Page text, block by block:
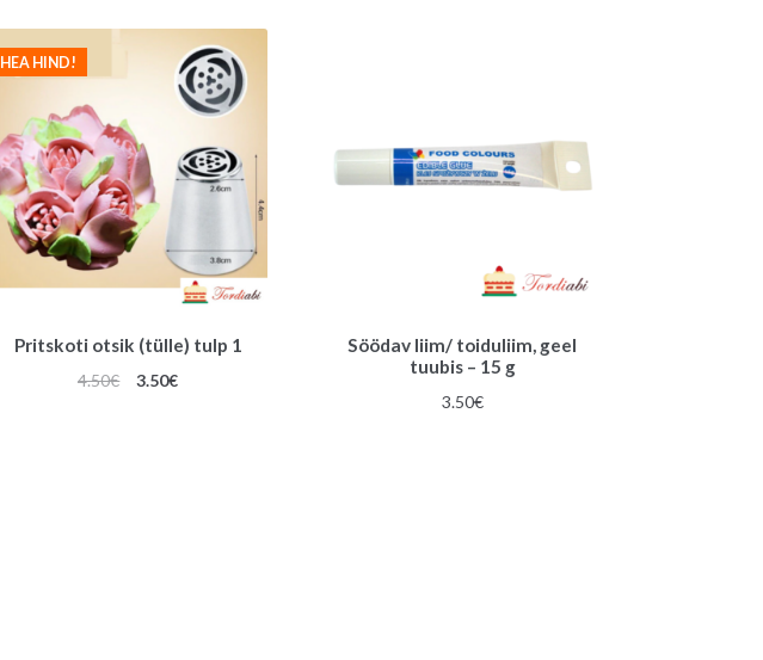
Pritskoti otsik (tülle) tulp 1
HEA HIND!
4.50€
Algne
3.50€Praegune
Söödav liim/ toiduliim, geel
tuubis – 15 g
3.50€